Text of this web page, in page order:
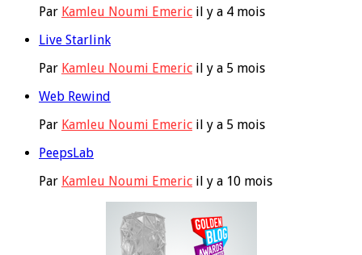
Par Kamleu Noumi Emeric il y a 4 mois
Live Starlink
Par Kamleu Noumi Emeric il y a 5 mois
Web Rewind
Par Kamleu Noumi Emeric il y a 5 mois
PeepsLab
Par Kamleu Noumi Emeric il y a 10 mois